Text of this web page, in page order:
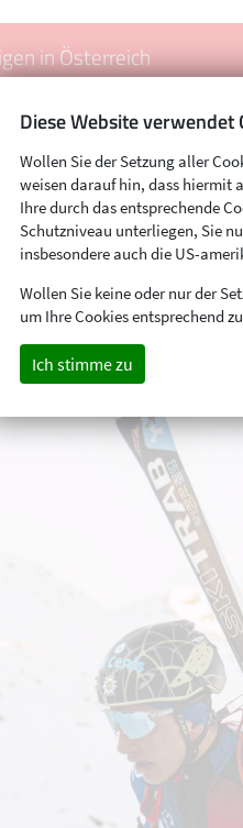
in Österreich
Diese Website verwendet
Wollen Sie der Setzung aller
weisen darauf hin, dass hiermit
Ihre durch das entsprechende
Schutzniveau unterliegen, Sie
insbesondere auch die US-
Wollen Sie keine oder nur der
um Ihre Cookies entsprechend
Ich stimme zu